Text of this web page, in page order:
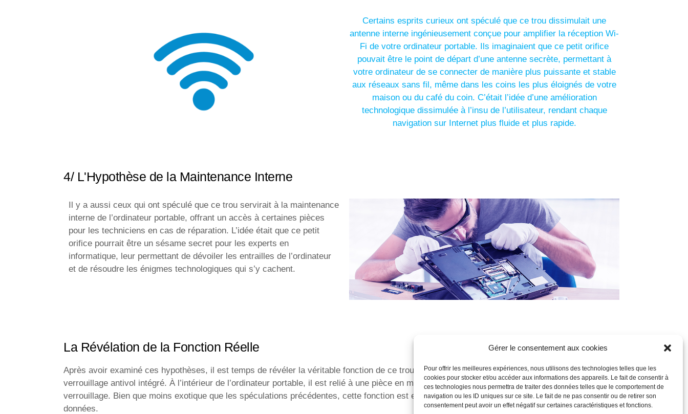
Gérer le consentement aux cookies
Pour offrir les meilleures expériences, nous utilisons des technologies telles que les
cookies pour stocker et/ou accéder aux informations des appareils. Le fait de consentir à
ces technologies nous permettra de traiter des données telles que le comportement de
navigation ou les ID uniques sur ce site. Le fait de ne pas consentir ou de retirer son
consentement peut avoir un effet négatif sur certaines caractéristiques et fonctions.
Certains esprits curieux ont spéculé que ce trou dissimulait une
antenne interne ingénieusement conçue pour amplifier la réception Wi-
Fi de votre ordinateur portable. Ils imaginaient que ce petit orifice
pouvait être le point de départ d’une antenne secrète, permettant à
votre ordinateur de se connecter de manière plus puissante et stable
aux réseaux sans fil, même dans les coins les plus éloignés de votre
maison ou du café du coin. C’était l’idée d’une amélioration
technologique dissimulée à l’insu de l’utilisateur, rendant chaque
navigation sur Internet plus fluide et plus rapide.
4/ L'Hypothèse de la Maintenance Interne
Il y a aussi ceux qui ont spéculé que ce trou servirait à la maintenance
interne de l’ordinateur portable, offrant un accès à certaines pièces
pour les techniciens en cas de réparation. L’idée était que ce petit
orifice pourrait être un sésame secret pour les experts en
informatique, leur permettant de dévoiler les entrailles de l’ordinateur
et de résoudre les énigmes technologiques qui s’y cachent.
La Révélation de la Fonction Réelle
Après avoir examiné ces hypothèses, il est temps de révéler la véritable fonction de ce trou. En réalité, il s’agit d’un logement pour un dispositif de
verrouillage antivol intégré. À l’intérieur de l’ordinateur portable, il est relié à une pièce en métal solide, créant une base robuste pour le
verrouillage. Bien que moins exotique que les spéculations précédentes, cette fonction est essentielle pour la sécurité de votre appareil et de vos
données.